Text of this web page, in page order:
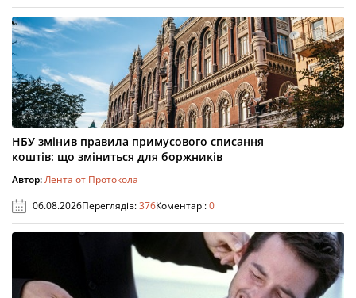
НБУ змінив правила примусового списання
коштів: що зміниться для боржників
Автор:Лента от Протокола
06.08.2026Переглядів:376Коментарі:0